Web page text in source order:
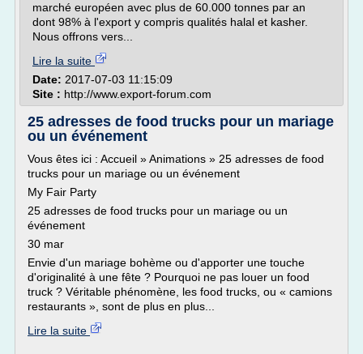
marché européen avec plus de 60.000 tonnes par an
dont 98% à l'export y compris qualités halal et kasher.
Nous offrons vers...
Lire la suite
Date: 2017-07-03 11:15:09
Site : http://www.export-forum.com
25 adresses de food trucks pour un mariage
ou un événement
Vous êtes ici : Accueil » Animations » 25 adresses de food
trucks pour un mariage ou un événement
My Fair Party
25 adresses de food trucks pour un mariage ou un
événement
30 mar
Envie d'un mariage bohème ou d'apporter une touche
d'originalité à une fête ? Pourquoi ne pas louer un food
truck ? Véritable phénomène, les food trucks, ou « camions
restaurants », sont de plus en plus...
Lire la suite